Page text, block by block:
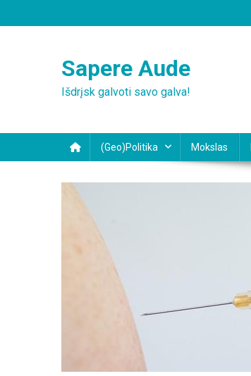
to
Sapere Aude
Išdrįsk galvoti savo galva!
(Geo)Politika Mokslas